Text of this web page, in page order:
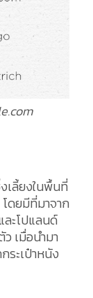
เลี้ยงในพื้นที่
ดยมีที่มาจาก
ละโปแลนด์
เมื่อนำมา
ระเป๋าหนัง